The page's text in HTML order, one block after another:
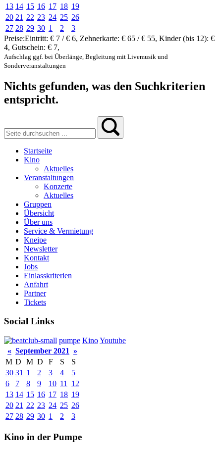
13 14 15 16 17 18 19
20 21 22 23 24 25 26
27 28 29 30 1 2
3
Preise:Eintritt: € 7 / € 6, Zehnerkarte: € 65 / € 55, Kinder (bis 12): €
4, Gutschein: € 7,
Aufschlag ggf. bei Überlänge, Begleitung mit Livemusik und
Sonderveranstaltungen
Nichts gefunden, was den Suchkriterien
entspricht.
Startseite
Kino
Aktuelles
Veranstaltungen
Konzerte
Aktuelles
Gruppen
Übersicht
Über uns
Service & Vermietung
Kneipe
Newsletter
Kontakt
Jobs
Einlasskriterien
Anfahrt
Partner
Tickets
Social Links
pumpe KinoYoutube
« September 2021 »
M D M D F S
S
30 31 1 2 3 4
5
6
7 8 9 10 11
12
13 14 15 16 17 18 19
20 21 22 23 24 25 26
27 28 29 30 1 2 3
Kino in der Pumpe